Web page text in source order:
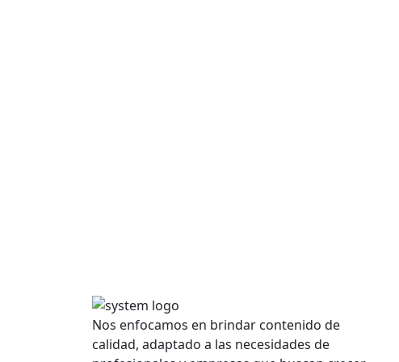
Nos enfocamos en brindar contenido de
calidad, adaptado a las necesidades de